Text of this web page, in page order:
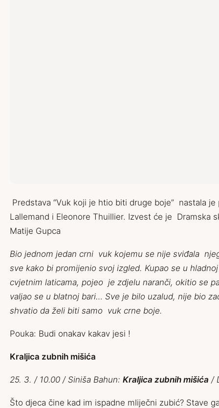
Predstava “Vuk koji je htio biti druge boje” nastala je
Lallemand i Eleonore Thuillier. Izvest će je Dramska
Matije Gupca
Bio jednom jedan crni vuk kojemu se nije sviđala
sve kako bi promijenio svoj izgled. Kupao se u
cvjetnim laticama, pojeo je zdjelu naranči, okitio se
valjao se u blatnoj bari… Sve je bilo uzalud, nije bio
shvatio da želi biti samo vuk crne boje.
Pouka: Budi onakav kakav jesi !
Kraljica zubnih mišića
25. 3. / 10.00 / Siniša Bahun: Kraljica zubnih mišića /
Što djeca čine kad im ispadne mliječni zubić? Stave